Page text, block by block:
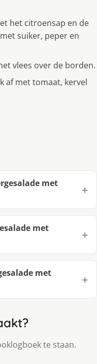
het citroensap en de
suiker, peper en
vlees over de borden.
af met tomaat, kervel
met
met
met
te staan.